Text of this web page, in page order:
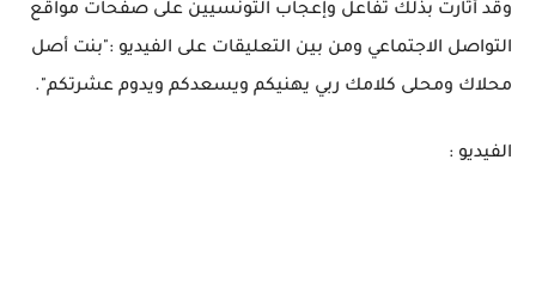
وقد أثارت بذلك تفاعل وإعجاب التونسيين على صفحات مواقع
التواصل الاجتماعي ومن بين التعليقات على الفيديو :"بنت أصل
محلاك ومحلى كلامك ربي يهنيكم ويسعدكم ويدوم عشرتكم".
الفيديو :